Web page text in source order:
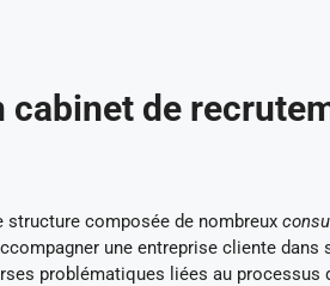
cabinet de
structure composée de nombreux
une entreprise cliente dans
problématiques liées au processus